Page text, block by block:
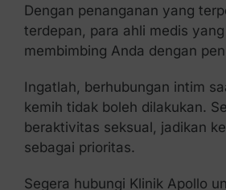
Dengan penanganan yang
terdepan, para ahli medis
membimbing Anda dengan
Ingatlah, berhubungan intim
kemih tidak boleh dilakukan.
beraktivitas seksual, jadikan
sebagai prioritas.
Segera hubungi Klinik Apollo